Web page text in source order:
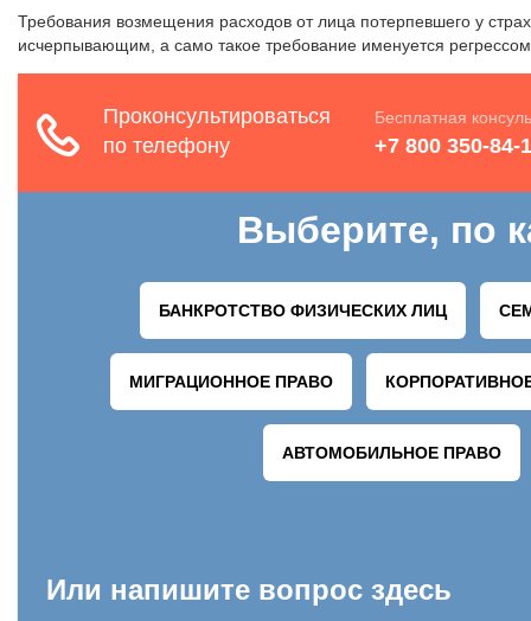
Требования возмещения расходов от лица потерпевшего у
исчерпывающим, а само такое требование именуется